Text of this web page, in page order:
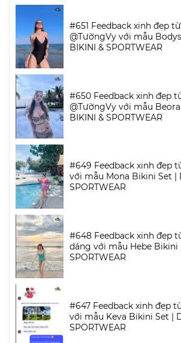
#651 Feedback xinh đẹp
@TườngVy với mẫu
BIKINI & SPORTWEAR
#650 Feedback xinh đẹp
@TườngVy với mẫu
BIKINI & SPORTWEAR
#649 Feedback xinh đẹp
với mẫu Mona Bikini Set |
SPORTWEAR
#648 Feedback xinh đẹp
dáng với mẫu Hebe Bikini
SPORTWEAR
#647 Feedback xinh đẹp
với mẫu Keva Bikini Set |
SPORTWEAR